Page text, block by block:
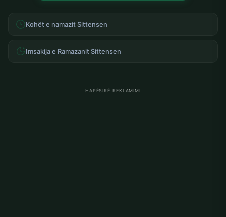
Kohët e namazit Sittensen
Imsakija e Ramazanit Sittensen
HAPËSIRË REKLAMIMI